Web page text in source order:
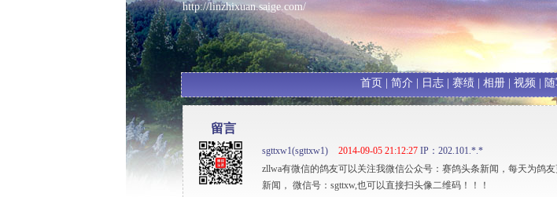
http://linzhixuan.saige.com/
首页 简介 日志| 赛绩| 相册| 视频
留言
sgttxw1(sgttxw1) 2014-09-05 21:12:27 IP：202.101.*.*
zllwa有微信的鸽友可以关注我微信公众号：赛鸽头条新闻，每天为鸽
新闻， 微信号：sgttxw,也可以直接扫头像二维码！！！